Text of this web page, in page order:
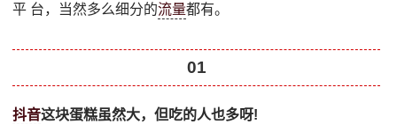
平 台，当然多么细分的流量都有。
01
抖音这块蛋糕虽然⼤，但吃的⼈也多呀!